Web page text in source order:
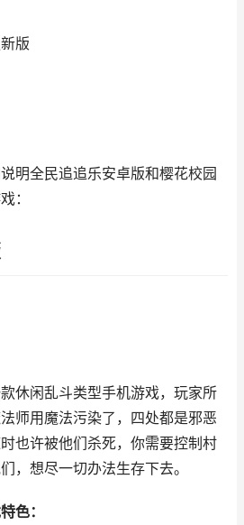
版
明全民追追乐安卓版和樱花校园
：
休闲乱斗类型手机游戏，玩家所
师用魔法污染了，四处都是邪恶
也许被他们杀死，你需要控制村
，想尽一切办法生存下去。
色：